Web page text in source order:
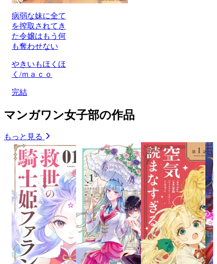
病弱な妹に全て
を搾取されてき
た令嬢はもう何
も奪わせない
やきいもほくほ
く/ｍａｃｏ
完結
マンガワン女子部の作品
もっと見る